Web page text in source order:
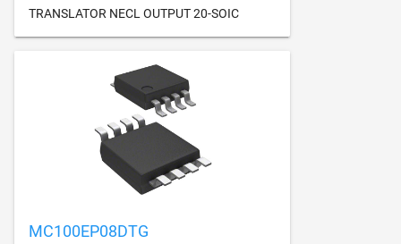
TRANSLATOR NECL OUTPUT 20-SOIC
MC100EP08DTG